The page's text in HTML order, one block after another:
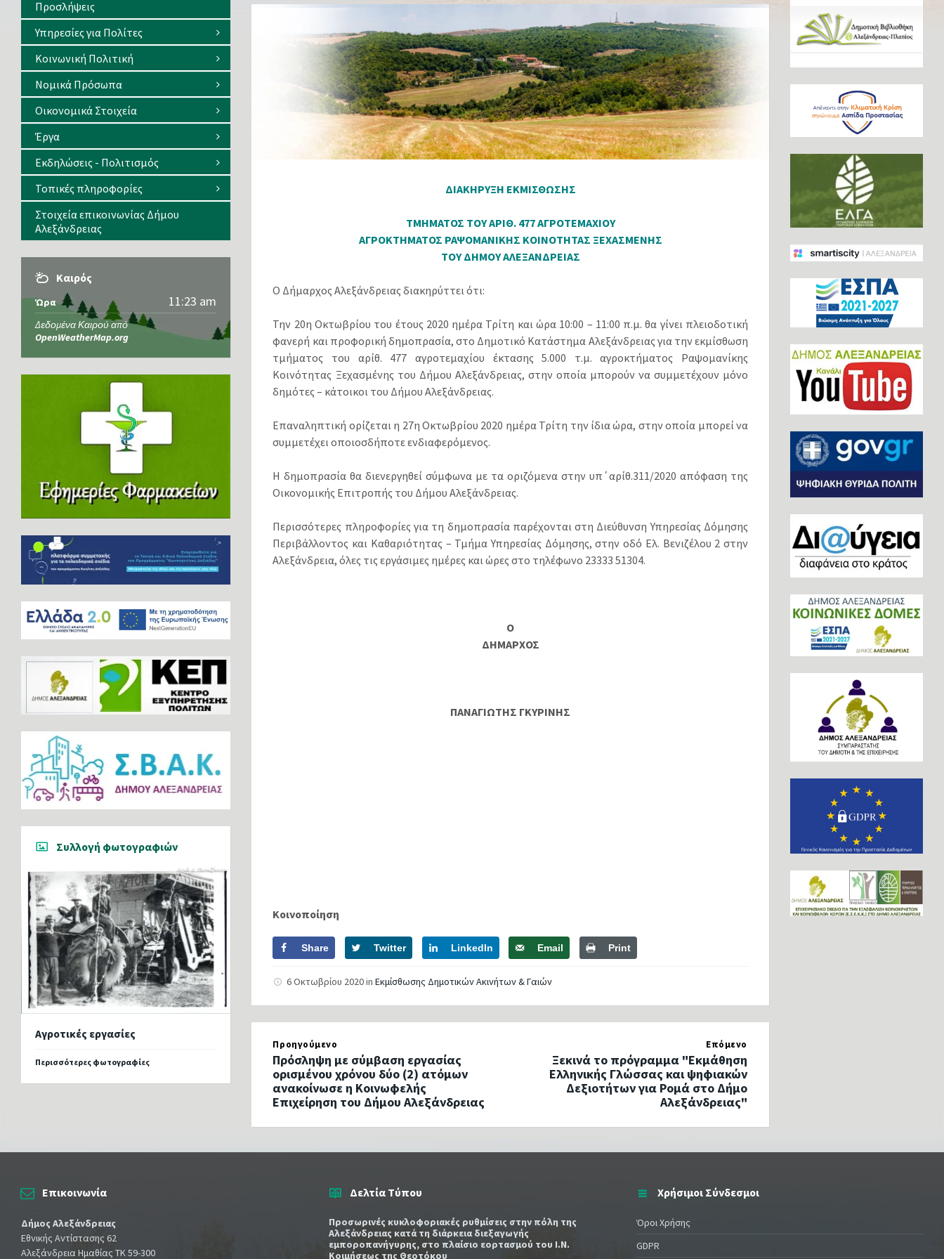
ΔΙΑΚΗΡΥΞΗ ΕΚΜΙΣΘΩΣΗΣ
ΤΜΗΜΑΤΟΣ ΤΟΥ ΑΡΙΘ. 477 ΑΓΡΟΤΕΜΑΧΙΟΥ
ΑΓΡΟΚΤΗΜΑΤΟΣ ΡΑΨΟΜΑΝΙΚΗΣ ΚΟΙΝΟΤΗΤΑΣ ΞΕΧΑΣΜΕΝΗΣ
ΤΟΥ ΔΗΜΟΥ ΑΛΕΞΑΝΔΡΕΙΑΣ
Ο Δήμαρχος Αλεξάνδρειας διακηρύττει ότι:
Την 20η Οκτωβρίου του έτους 2020 ημέρα Τρίτη και ώρα 10:00 – 11:00 π.μ. θα γίνει πλειοδοτική
φανερή και προφορική δημοπρασία, στο Δημοτικό Κατάστημα Αλεξάνδρειας για την εκμίσθωση
τμήματος του αρίθ. 477 αγροτεμαχίου έκτασης 5.000 τ.μ. αγροκτήματος Ραψομανίκης
Κοινότητας Ξεχασμένης του Δήμου Αλεξάνδρειας, στην οποία μπορούν να συμμετέχουν μόνο
δημότες – κάτοικοι του Δήμου Αλεξάνδρειας.
Επαναληπτική ορίζεται η 27η Οκτωβρίου 2020 ημέρα Τρίτη την ίδια ώρα, στην οποία μπορεί να
συμμετέχει οποιοσδήποτε ενδιαφερόμενος.
Η δημοπρασία θα διενεργηθεί σύμφωνα με τα οριζόμενα στην υπ΄αρίθ.311/2020 απόφαση της
Οικονομικής Επιτροπής του Δήμου Αλεξάνδρειας.
Περισσότερες πληροφορίες για τη δημοπρασία παρέχονται στη Διεύθυνση Υπηρεσίας Δόμησης
Περιβάλλοντος και Καθαριότητας – Τμήμα Υπηρεσίας Δόμησης, στην οδό Ελ. Βενιζέλου 2 στην
Αλεξάνδρεια, όλες τις εργάσιμες ημέρες και ώρες στο τηλέφωνο 23333 51304.
Ο
ΔΗΜΑΡΧΟΣ
ΠΑΝΑΓΙΩΤΗΣ ΓΚΥΡΙΝΗΣ
Κοινοποίηση
Share Twitter LinkedIn Email Print
6 Οκτωβρίου 2020inΕκμίσθωσης Δημοτικών Ακινήτων & Γαιών
Προηγούμενο
Πρόσληψη με σύμβαση εργασίας
ορισμένου χρόνου δύο (2) ατόμων
ανακοίνωσε η Κοινωφελής
Επιχείρηση του Δήμου Αλεξάνδρειας
Επόμενο
Ξεκινά το πρόγραμμα "Εκμάθηση
Ελληνικής Γλώσσας και ψηφιακών
Δεξιοτήτων για Ρομά στο Δήμο
Αλεξάνδρειας"
Προσλήψεις
Υπηρεσίες για Πολίτες
Κοινωνική Πολιτική
Νομικά Πρόσωπα
Οικονομικά Στοιχεία
Έργα
Εκδηλώσεις - Πολιτισμός
Τοπικές πληροφορίες
Στοιχεία επικοινωνίας Δήμου
Αλεξάνδρειας
Καιρός
Ώρα 11:23 am
Δεδομένα Καιρού από
OpenWeatherMap.org
Συλλογή φωτογραφιών
Αγροτικές εργασίες
Περισσότερες φωτογραφίες
Επικοινωνία
Δήμος Αλεξάνδρειας
Εθνικής Αντίστασης 62
Αλεξάνδρεια Ημαθίας ΤΚ 59-300
Δελτία Τύπου
Προσωρινές κυκλοφοριακές ρυθμίσεις στην πόλη της
Αλεξάνδρειας κατά τη διάρκεια διεξαγωγής
εμποροπανήγυρης, στο πλαίσιο εορτασμού του Ι.Ν.
Κοιμήσεως της Θεοτόκου
Χρήσιμοι Σύνδεσμοι
Όροι Χρήσης
GDPR